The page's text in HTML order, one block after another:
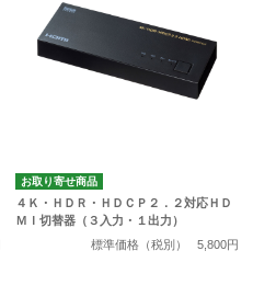
お取り寄せ商品
４Ｋ・ＨＤＲ・ＨＤＣＰ２．２対応ＨＤ
ＭＩ切替器（３入力・１出力）
標準価格（税別）
5,800円